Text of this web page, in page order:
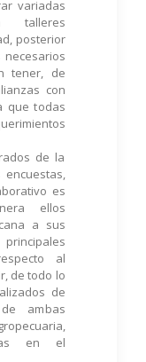
variadas
talleres
posterior
necesarios
tener, de
con
que todas
de la
encuestas,
es
ellos
a sus
al
de todo lo
de
ambas
en el